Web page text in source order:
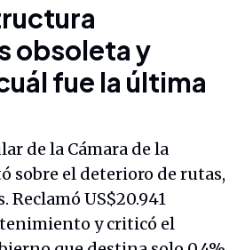
obsoleta y
fue la última
de la Cámara de la
sobre el deterioro de rutas,
Reclamó US$20.941
y criticó el